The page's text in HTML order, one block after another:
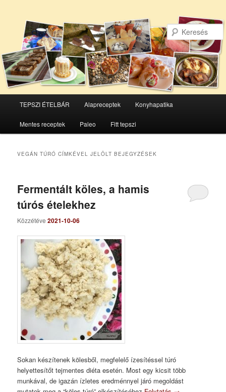
Tovább
az
elsődleges
Tovább
a
másodlagos
TEPSZI ÉTELBÁR Alapreceptek Konyhapatika
Mentes receptek Paleo Fitt tepszi
VEGÁN TÚRÓ CÍMKÉVEL JELÖLT BEJEGYZÉSEK
Fermentált köles, a hamis
túrós ételekhez
Közzétéve2021-10-06
Sokan készítenek kölesből, megfelelő ízesítéssel túró
helyettesítőt tejmentes diéta esetén. Most egy kicsit több
munkával, de igazán ízletes eredménnyel járó megoldást